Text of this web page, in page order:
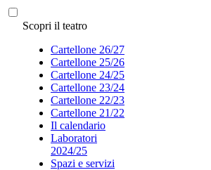
Scopri il teatro
Cartellone 26/27
Cartellone 25/26
Cartellone 24/25
Cartellone 23/24
Cartellone 22/23
Cartellone 21/22
Il calendario
Laboratori
2024/25
Spazi e servizi